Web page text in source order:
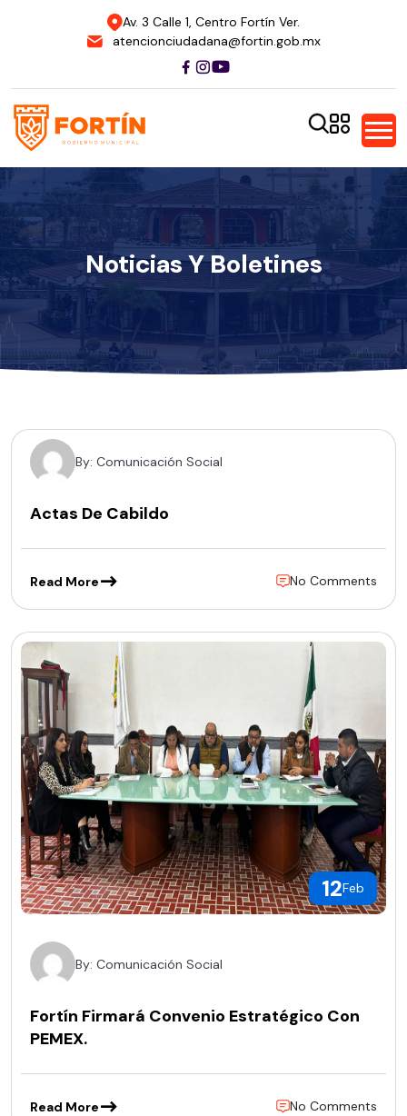
Av. 3 Calle 1, Centro Fortín Ver.
atencionciudadana@fortin.gob.mx
Noticias Y Boletines
By: Comunicación Social
Actas De Cabildo
Read More No Comments
12Feb
By: Comunicación Social
Fortín Firmará Convenio Estratégico Con
PEMEX.
Read More No Comments